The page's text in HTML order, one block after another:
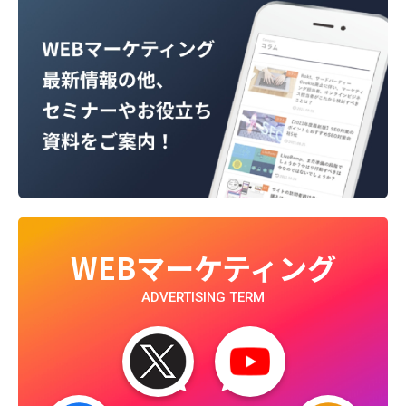
WEBマーケティング
ADVERTISING TERM